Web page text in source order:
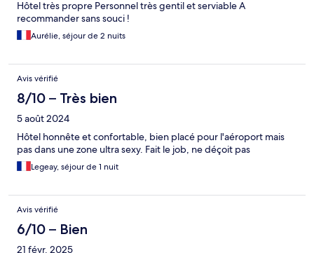
Hôtel très propre Personnel très gentil et serviable A
recommander sans souci !
Aurélie, séjour de 2 nuits
Avis vérifié
8/10 – Très bien
5 août 2024
Hôtel honnête et confortable, bien placé pour l'aéroport mais
pas dans une zone ultra sexy. Fait le job, ne déçoit pas
Legeay, séjour de 1 nuit
Avis vérifié
6/10 – Bien
21 févr. 2025